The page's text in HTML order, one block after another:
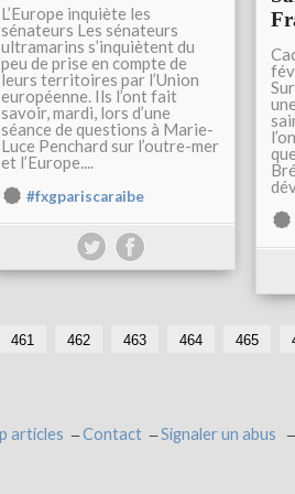
L’Europe inquiète les
sénateurs Les sénateurs
ultramarins s’inquiètent du
peu de prise en compte de
leurs territoires par l’Union
européenne. Ils l’ont fait
savoir, mardi, lors d’une
séance de questions à Marie-
Luce Penchard sur l’outre-mer
et l’Europe....
#fxgpariscaraibe
461 462 463 464 465
articles Contact Signaler un abus